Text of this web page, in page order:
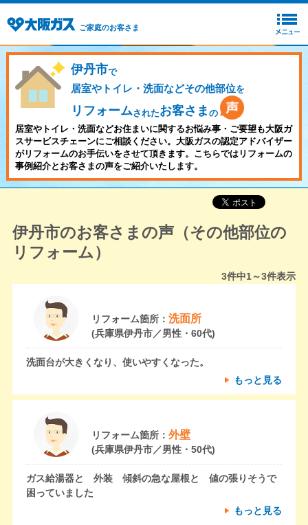
ご家庭のお客さま
伊丹市で
居室やトイレ・洗面などその他部位を
リフォームされたお客さま の
居室やトイレ・洗面などお住まいに関するお悩み事・ご要望も大阪ガ
スサービスチェーンにご相談ください。大阪ガスの認定アドバイザー
がリフォームのお手伝いをさせて頂きます。こちらではリフォームの
事例紹介とお客さまの声をご紹介いたします。
伊丹市のお客さまの声（その他部位の
リフォーム）
3件中1～3件表示
リフォーム箇所： 洗面所
(兵庫県伊丹市／男性・60代)
洗面台が大きくなり、使いやすくなった。
もっと見る
リフォーム箇所： 外壁
(兵庫県伊丹市／男性・50代)
ガス給湯器と 外装 傾斜の急な屋根と 値の張りそうで
困っていました
もっと見る